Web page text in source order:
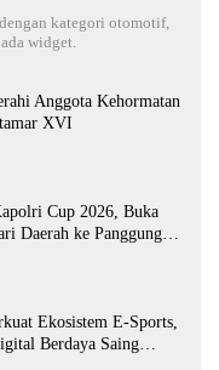
kategori otomotif,
widget.
Anggota Kehormatan
XVI
Cup 2026, Buka
Daerah ke Panggung
Ekosistem E-Sports,
Berdaya Saing